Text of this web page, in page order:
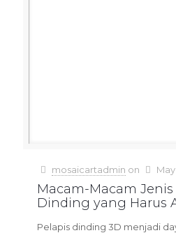
mosaicartadmin on
Macam-Macam Jenis
Dinding yang Harus
Pelapis dinding 3D menjadi